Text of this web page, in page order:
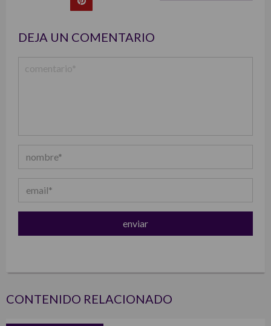
DEJA UN COMENTARIO
CONTENIDO RELACIONADO